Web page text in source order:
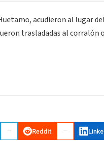
acudieron al lugar
trasladadas al corralón
Reddit